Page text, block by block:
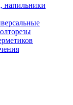
напильники